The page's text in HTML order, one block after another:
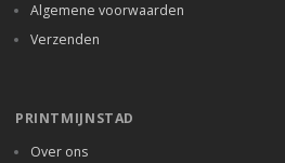
Algemene voorwaarden
Verzenden
PRINTMIJNSTAD
Over ons